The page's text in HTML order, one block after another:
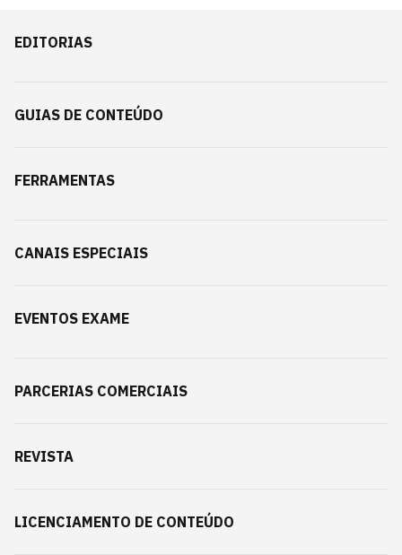
EDITORIAS
GUIAS DE CONTEÚDO
FERRAMENTAS
CANAIS ESPECIAIS
EVENTOS EXAME
PARCERIAS COMERCIAIS
REVISTA
LICENCIAMENTO DE CONTEÚDO